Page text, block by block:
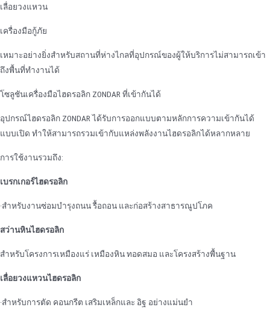
เลื่อยวงแหวน
เครื่องมือกู้ภัย
เหมาะอย่างยิ่งสําหรับสถานที่ห่างไกลที่อุปกรณ์ของผู้ให้บริการไม่สามารถเข้า
ถึงพื้นที่ทํางานได้
โซลูชันเครื่องมือไฮดรอลิก ZONDAR ที่เข้ากันได้
อุปกรณ์ไฮดรอลิก ZONDAR ได้รับการออกแบบตามหลักการความเข้ากันได้
แบบเปิด ทําให้สามารถรวมเข้ากับแหล่งพลังงานไฮดรอลิกได้หลากหลาย
การใช้งานรวมถึง:
เบรกเกอร์ไฮดรอลิก
·สําหรับงานซ่อมบํารุงถนน รื้อถอน และก่อสร้างสาธารณูปโภค
สว่านหินไฮดรอลิก
สําหรับโครงการเหมืองแร่ เหมืองหิน ทอดสมอ และโครงสร้างพื้นฐาน
เลื่อยวงแหวนไฮดรอลิก
·สําหรับการตัด คอนกรีต เสริมเหล็กและ อิฐ อย่างแม่นยํา